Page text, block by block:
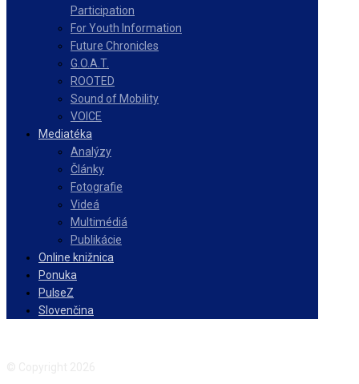
Participation
For Youth Information
Future Chronicles
G.O.A.T.
ROOTED
Sound of Mobility
VOICE
Mediatéka
Analýzy
Články
Fotografie
Videá
Multimédiá
Publikácie
Online knižnica
Ponuka
PulseZ
Slovenčina